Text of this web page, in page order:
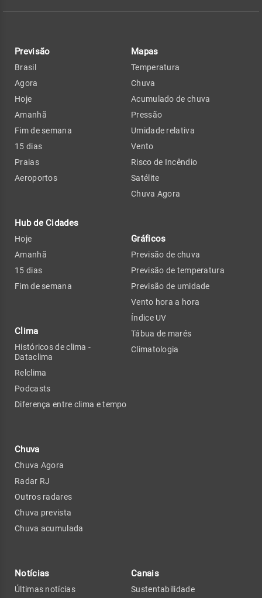
Previsão
Brasil
Agora
Hoje
Amanhã
Fim de semana
15 dias
Praias
Aeroportos
Hub de Cidades
Hoje
Amanhã
15 dias
Fim de semana
Clima
Históricos de clima -
Dataclima
Relclima
Podcasts
Diferença entre clima e tempo
Chuva
Chuva Agora
Radar RJ
Outros radares
Chuva prevista
Chuva acumulada
Mapas
Temperatura
Chuva
Acumulado de chuva
Pressão
Umidade relativa
Vento
Risco de Incêndio
Satélite
Chuva Agora
Gráficos
Previsão de chuva
Previsão de temperatura
Previsão de umidade
Vento hora a hora
Índice UV
Tábua de marés
Climatologia
Notícias
Últimas notícias
Canais
Sustentabilidade